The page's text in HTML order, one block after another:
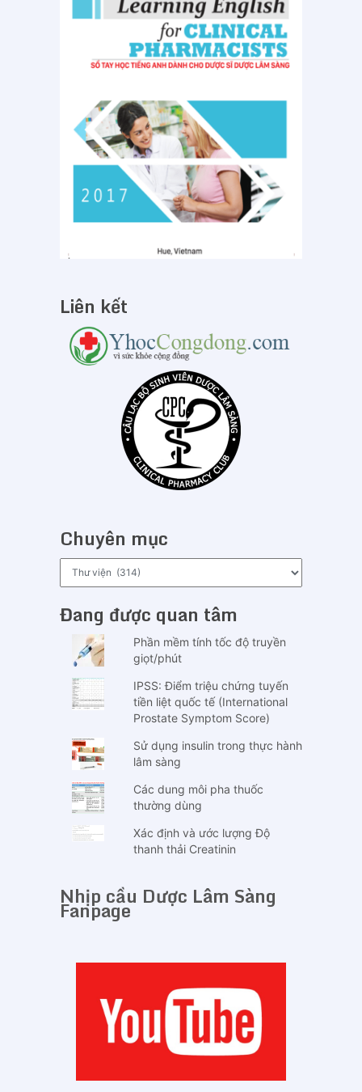
Liên kết
Chuyên mục
Đang được quan tâm
Phần mềm tính tốc độ truyền
giọt/phút
IPSS: Điểm triệu chứng tuyến
tiền liệt quốc tế (International
Prostate Symptom Score)
Sử dụng insulin trong thực hành
lâm sàng
Các dung môi pha thuốc
thường dùng
Xác định và ước lượng Độ
thanh thải Creatinin
Nhịp cầu Dược Lâm Sàng
Fanpage